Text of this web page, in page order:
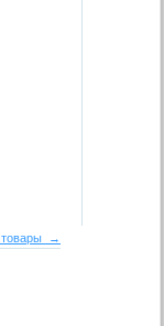
товары →